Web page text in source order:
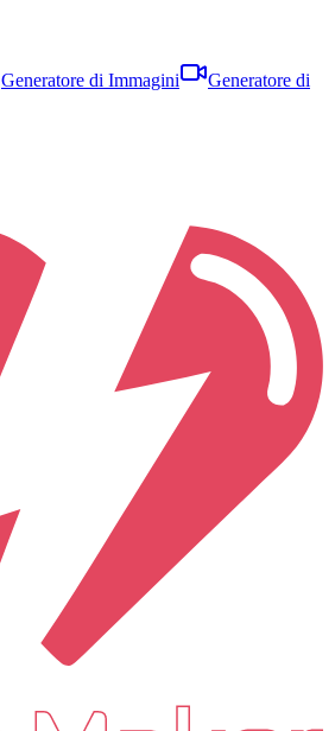
Generatore di Immagini
Generatore di